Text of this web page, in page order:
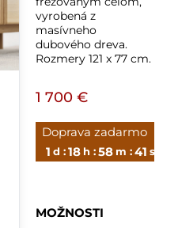
vyrobená z
masívneho
dubového dreva.
Rozmery 121 x 77 cm.
1 700 €
Doprava zadarmo
1 d :18 h :58 m :41 s
MOŽNOSTI